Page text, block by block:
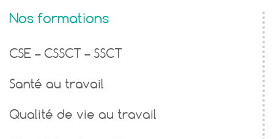
Nos formations
CSE – CSSCT – SSCT
Santé au travail
Qualité de vie au travail